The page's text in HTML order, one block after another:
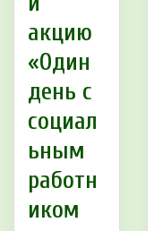
акцию
«Один
день с
социал
ьным
работн
иком